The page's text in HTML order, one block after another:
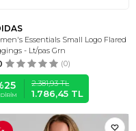
Essentials Small Logo Flared
- Lt/pas Grn
(0)
25 2.381,93TL
1.786,45 TL